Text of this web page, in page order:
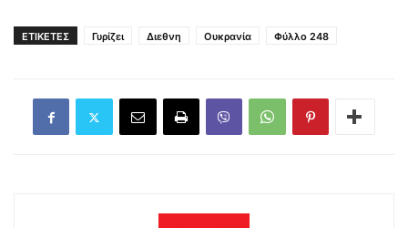
ΕΤΙΚΕΤΕΣ Γυρίζει Διεθνη Ουκρανία Φύλλο 248